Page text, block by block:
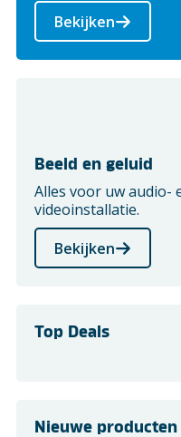
Bekijken
Beeld en geluid
Alles voor uw audio-
videoinstallatie.
Bekijken
Top Deals
Nieuwe producten